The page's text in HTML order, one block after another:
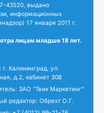
43520, выдано
информационных
17 января 2011 г.
лицам младше 18 лет.
г. Калининград, ул.
д.2, кабинет 308
ЗАО "Твик Маркетинг"
редактор: Обрехт О.Г.